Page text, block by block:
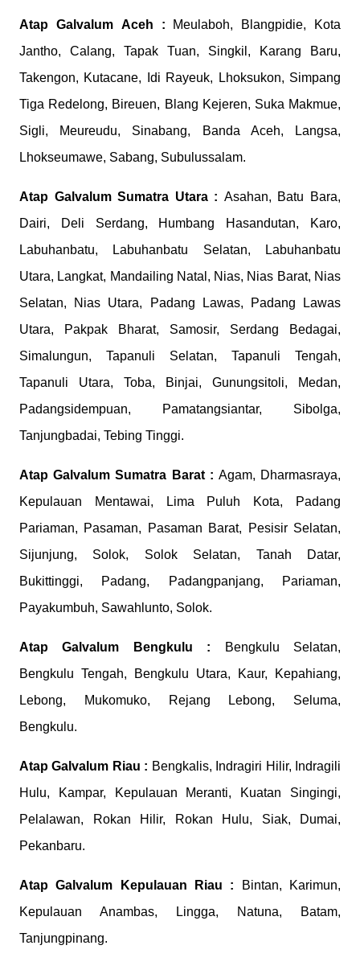
Atap Galvalum Aceh : Meulaboh, Blangpidie, Kota
Jantho, Calang, Tapak Tuan, Singkil, Karang Baru,
Takengon, Kutacane, Idi Rayeuk, Lhoksukon, Simpang
Tiga Redelong, Bireuen, Blang Kejeren, Suka Makmue,
Sigli, Meureudu, Sinabang, Banda Aceh, Langsa,
Lhokseumawe, Sabang, Subulussalam.
Atap GalvalumSumatra Utara : Asahan, Batu Bara,
Dairi, Deli Serdang, Humbang Hasandutan, Karo,
Labuhanbatu, Labuhanbatu Selatan, Labuhanbatu
Utara, Langkat, Mandailing Natal, Nias, Nias Barat, Nias
Selatan, Nias Utara, Padang Lawas, Padang Lawas
Utara, Pakpak Bharat, Samosir, Serdang Bedagai,
Simalungun, Tapanuli Selatan, Tapanuli Tengah,
Tapanuli Utara, Toba, Binjai, Gunungsitoli, Medan,
Padangsidempuan, Pamatangsiantar, Sibolga,
Tanjungbadai, Tebing Tinggi.
Atap GalvalumSumatra Barat : Agam, Dharmasraya,
Kepulauan Mentawai, Lima Puluh Kota, Padang
Pariaman, Pasaman, Pasaman Barat, Pesisir Selatan,
Sijunjung, Solok, Solok Selatan, Tanah Datar,
Bukittinggi, Padang, Padangpanjang, Pariaman,
Payakumbuh, Sawahlunto, Solok.
Atap Galvalum Bengkulu :
Bengkulu Selatan,
Bengkulu Tengah, Bengkulu Utara, Kaur, Kepahiang,
Lebong, Mukomuko, Rejang Lebong, Seluma,
Bengkulu.
Atap Galvalum Riau : Bengkalis, Indragiri Hilir, Indragili
Hulu, Kampar, Kepulauan Meranti, Kuatan Singingi,
Pelalawan, Rokan Hilir, Rokan Hulu, Siak, Dumai,
Pekanbaru.
Atap Galvalum Kepulauan Riau :
Bintan, Karimun,
Kepulauan Anambas, Lingga, Natuna, Batam,
Tanjungpinang.